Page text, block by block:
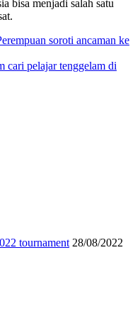
bisa menjadi salah satu
soroti ancaman ke
cari pelajar tenggelam di
tournament 28/08/2022